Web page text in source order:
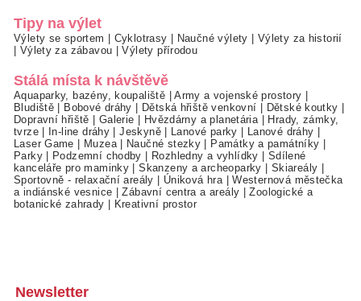
Tipy na výlet
Výlety se sportem Cyklotrasy Naučné výlety
Výlety za historií
Výlety za zábavou |Výlety přírodou
Stálá místa k návštěvě
Aquaparky, bazény, koupaliště |Army a vojenské prostory
Bludiště
Bobové dráhy Dětská hřiště venkovní Dětské koutky
Dopravní hřiště
Galerie Hvězdárny a planetária
Hrady, zámky,
tvrze| In-line dráhy |Jeskyně| Lanové parky Lanové dráhy
Laser Game
Muzea| Naučné stezky Památky a památníky
Parky| Podzemní chodby Rozhledny a vyhlídky
Sdílené
kanceláře pro maminky |Skanzeny a archeoparky Skiareály
Sportovně - relaxační areály
Úniková hra |Westernová městečka
a indiánské vesnice |Zábavní centra a areály |Zoologické a
botanické zahrady
Kreativní prostor
Newsletter